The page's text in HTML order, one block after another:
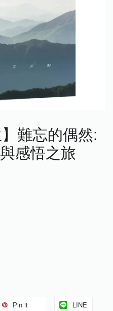
難忘的偶然:
感悟之旅
Pin it LINE